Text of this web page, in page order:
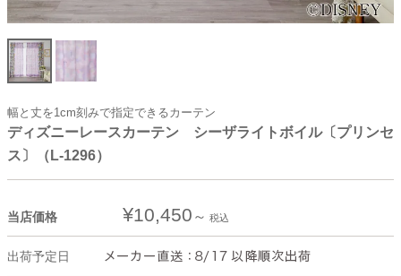
幅と丈を1cm刻みで指定できるカーテン
ディズニーレースカーテン シーザライトボイル〔プリンセ
ス〕（L-1296）
当店価格 ¥10,450 税込
出荷予定日